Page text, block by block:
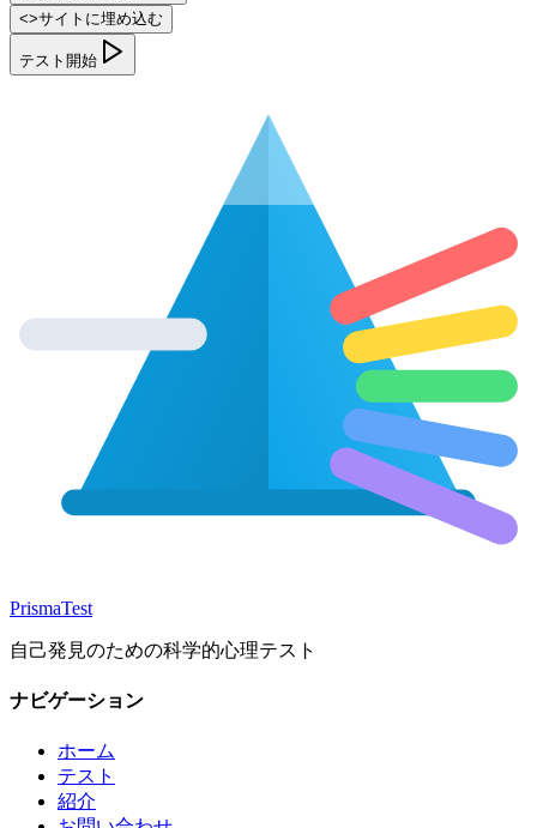
<>サイトに埋め込む
テスト開始
PrismaTest
自己発見のための科学的心理テスト
ナビゲーション
ホーム
テスト
紹介